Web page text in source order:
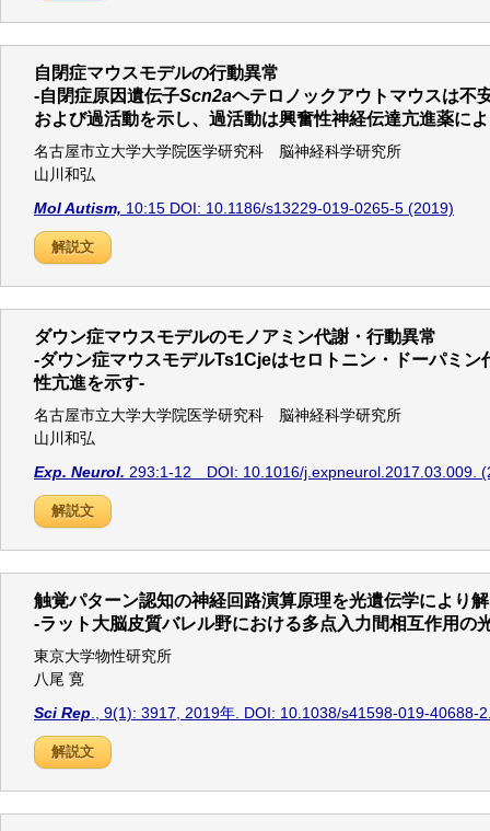
自閉症マウスモデルの行動異常
-自閉症原因遺伝子Scn2aヘテロノックアウトマウスは不
および過活動を示し、過活動は興奮性神経伝達亢進薬に
名古屋市立大学大学院医学研究科 脳神経科学研究所
山川和弘
Mol Autism, 10:15 DOI: 10.1186/s13229-019-0265-5 (2019)
解説文
ダウン症マウスモデルのモノアミン代謝・行動異常
-ダウン症マウスモデルTs1Cjeはセロトニン・ドーパミン
性亢進を示す-
名古屋市立大学大学院医学研究科 脳神経科学研究所
山川和弘
Exp. Neurol. 293:1-12 DOI: 10.1016/j.expneurol.2017.03.009.
解説文
触覚パターン認知の神経回路演算原理を光遺伝学により
‐ラット大脳皮質バレル野における多点入力間相互作用の
東京大学物性研究所
八尾 寛
Sci Rep ., 9(1): 3917, 2019年. DOI: 10.1038/s41598-019-40688-
解説文